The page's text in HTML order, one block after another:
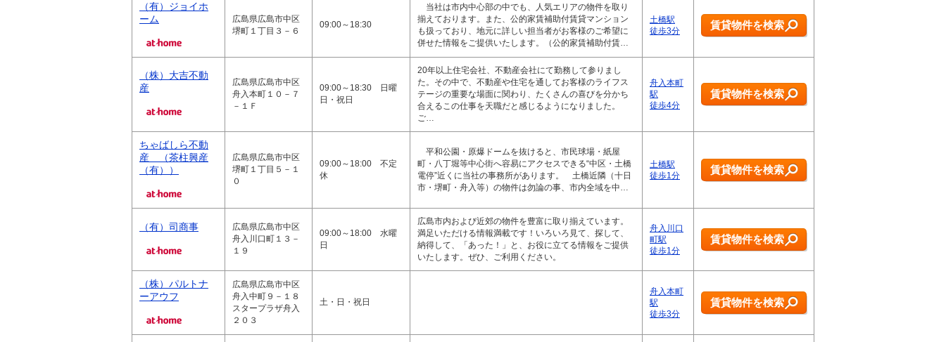
（有）ジョイホ
ーム
広島県広島市中区
堺町１丁目３－６
09:00～18:30
当社は市内中心部の中でも、人気エリアの物件を取り
揃えております。また、公的家賃補助付賃貸マンション
も扱っており、地元に詳しい担当者がお客様のご希望に
併せた情報をご提供いたします。（公的家賃補助付賃…
土橋駅
徒歩3分
賃貸物件を検索
（株）大吉不動
産
広島県広島市中区
舟入本町１０－７
－１Ｆ
09:00～18:30 日曜
日・祝日
20年以上住宅会社、不動産会社にて勤務して参りまし
た。その中で、不動産や住宅を通してお客様のライフス
テージの重要な場面に関わり、たくさんの喜びを分かち
合えるこの仕事を天職だと感じるようになりました。
ご…
舟入本町
駅
徒歩4分
賃貸物件を検索
ちゃばしら不動
産 （茶柱興産
（有））
広島県広島市中区
堺町１丁目５－１
０
09:00～18:00 不定
休
平和公園・原爆ドームを抜けると、市民球場・紙屋
町・八丁堀等中心街へ容易にアクセスできる“中区・土橋
電停”近くに当社の事務所があります。 土橋近隣（十日
市・堺町・舟入等）の物件は勿論の事、市内全域を中…
土橋駅
徒歩1分
賃貸物件を検索
（有）司商事
広島県広島市中区
舟入川口町１３－
１９
09:00～18:00 水曜
日
広島市内および近郊の物件を豊富に取り揃えています。
満足いただける情報満載です！いろいろ見て、探して、
納得して、「あった！」と、お役に立てる情報をご提供
いたします。ぜひ、ご利用ください。
舟入川口
町駅
徒歩1分
賃貸物件を検索
（株）パルトナ
ーアウフ
広島県広島市中区
舟入中町９－１８
スタープラザ舟入
２０３
土・日・祝日
舟入本町
駅
徒歩3分
賃貸物件を検索